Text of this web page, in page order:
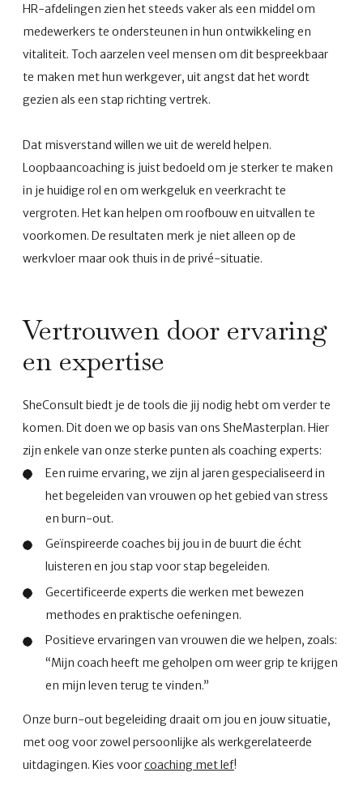
HR-afdelingen zien het steeds vaker als een middel om
medewerkers te ondersteunen in hun ontwikkeling en
vitaliteit. Toch aarzelen veel mensen om dit bespreekbaar
te maken met hun werkgever, uit angst dat het wordt
gezien als een stap richting vertrek.
Dat misverstand willen we uit de wereld helpen.
Loopbaancoaching is juist bedoeld om je sterker te maken
in je huidige rol en om werkgeluk en veerkracht te
vergroten. Het kan helpen om roofbouw en uitvallen te
voorkomen. De resultaten merk je niet alleen op de
werkvloer maar ook thuis in de privé-situatie.
Vertrouwen door ervaring
en expertise
SheConsult biedt je de tools die jij nodig hebt om verder te
komen. Dit doen we op basis van ons SheMasterplan. Hier
zijn enkele van onze sterke punten als coaching experts:
Een ruime ervaring, we zijn al jaren gespecialiseerd in
het begeleiden van vrouwen op het gebied van stress
en burn-out.
Geïnspireerde coaches bij jou in de buurt die écht
luisteren en jou stap voor stap begeleiden.
Gecertificeerde experts die werken met bewezen
methodes en praktische oefeningen.
Positieve ervaringen van vrouwen die we helpen, zoals:
“Mijn coach heeft me geholpen om weer grip te krijgen
en mijn leven terug te vinden.”
Onze burn-out begeleiding draait om jou en jouw situatie,
met oog voor zowel persoonlijke als werkgerelateerde
uitdagingen. Kies voorcoaching met lef!